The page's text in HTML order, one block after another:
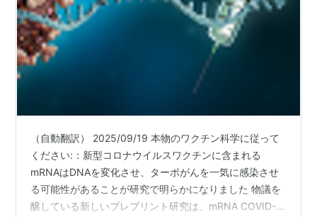
（自動翻訳） 2025/09/19 本物のワクチン科学に従って
ください:：新型コロナウイルスワクチンに含まれる
mRNAはDNAを変化させ、ターボがんを一気に感染させ
る可能性があることが研究で明らかになりました 物議を
醸している新しいプレプリント研究は、mRNA COVID-